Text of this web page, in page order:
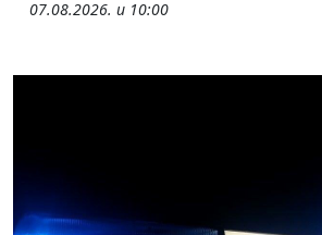
07.08.2026. u 10:00